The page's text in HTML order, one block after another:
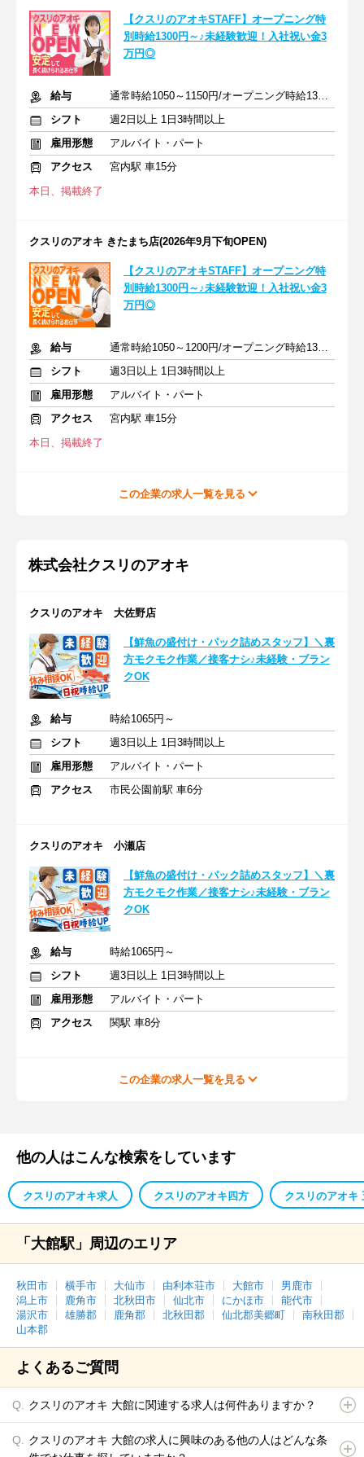
【クスリのアオキSTAFF】オープニング特
別時給1300円～♪未経験歓迎！入社祝い金3
万円◎
給与
通常時給1050～1150円/オープニング時給1300～1400円
シフト
週2日以上 1日3時間以上
雇用形態
アルバイト・パート
アクセス
宮内駅 車15分
本日、掲載終了
クスリのアオキ きたまち店(2026年9月下旬OPEN)
【クスリのアオキSTAFF】オープニング特
別時給1300円～♪未経験歓迎！入社祝い金3
万円◎
給与
通常時給1050～1200円/オープニング時給1300～1400円
シフト
週3日以上 1日3時間以上
雇用形態
アルバイト・パート
アクセス
宮内駅 車15分
本日、掲載終了
この企業の求人一覧を見る
株式会社クスリのアオキ
クスリのアオキ 大佐野店
【鮮魚の盛付け・パック詰めスタッフ】＼裏
方モクモク作業／接客ナシ♪未経験・ブラン
クOK
給与
時給1065円～
シフト
週3日以上 1日3時間以上
雇用形態
アルバイト・パート
アクセス
市民公園前駅 車6分
クスリのアオキ 小瀬店
【鮮魚の盛付け・パック詰めスタッフ】＼裏
方モクモク作業／接客ナシ♪未経験・ブラン
クOK
給与
時給1065円～
シフト
週3日以上 1日3時間以上
雇用形態
アルバイト・パート
アクセス
関駅 車8分
この企業の求人一覧を見る
他の人はこんな検索をしています
クスリのアオキ求人 クスリのアオキ四方 クスリのアオキ
「大館駅」周辺のエリア
秋田市 横手市 大仙市 由利本荘市 大館市
男鹿市
潟上市
鹿角市 北秋田市 仙北市 にかほ市
能代市
湯沢市
雄勝郡 鹿角郡 北秋田郡 仙北郡美郷町
南秋田郡
山本郡
よくあるご質問
クスリのアオキ 大館に関連する求人は何件ありますか？
クスリのアオキ 大館の求人に興味のある他の人はどんな条